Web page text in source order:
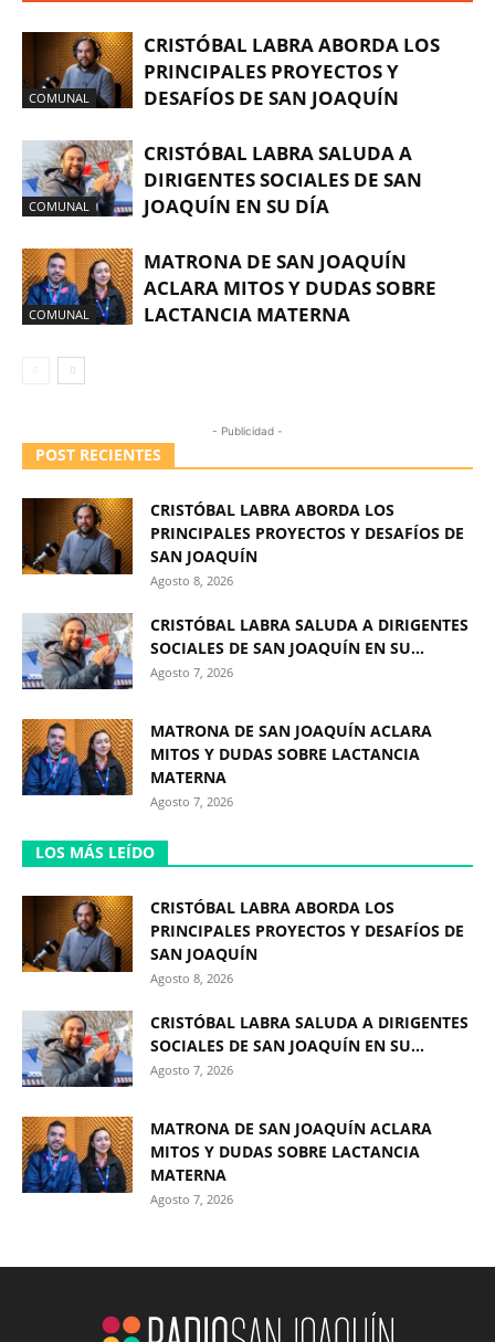
COMUNAL
CRISTÓBAL LABRA ABORDA LOS
PRINCIPALES PROYECTOS Y
DESAFÍOS DE SAN JOAQUÍN
COMUNAL
CRISTÓBAL LABRA SALUDA A
DIRIGENTES SOCIALES DE SAN
JOAQUÍN EN SU DÍA
COMUNAL
MATRONA DE SAN JOAQUÍN
ACLARA MITOS Y DUDAS SOBRE
LACTANCIA MATERNA
- Publicidad -
POST RECIENTES
CRISTÓBAL LABRA ABORDA LOS
PRINCIPALES PROYECTOS Y DESAFÍOS DE
SAN JOAQUÍN
Agosto 8, 2026
CRISTÓBAL LABRA SALUDA A DIRIGENTES
SOCIALES DE SAN JOAQUÍN EN SU...
Agosto 7, 2026
MATRONA DE SAN JOAQUÍN ACLARA
MITOS Y DUDAS SOBRE LACTANCIA
MATERNA
Agosto 7, 2026
LOS MÁS LEÍDO
CRISTÓBAL LABRA ABORDA LOS
PRINCIPALES PROYECTOS Y DESAFÍOS DE
SAN JOAQUÍN
Agosto 8, 2026
CRISTÓBAL LABRA SALUDA A DIRIGENTES
SOCIALES DE SAN JOAQUÍN EN SU...
Agosto 7, 2026
MATRONA DE SAN JOAQUÍN ACLARA
MITOS Y DUDAS SOBRE LACTANCIA
MATERNA
Agosto 7, 2026